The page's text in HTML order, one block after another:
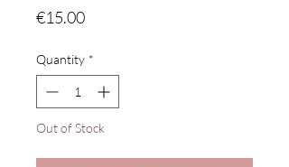
€15.00Price
Quantity *
Out of Stock